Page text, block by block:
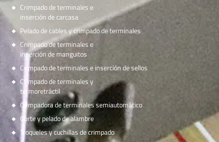
Crimpado de terminales e
inserción de carcasa
Pelado de cables y crimpado de terminales
Crimpado de terminales e
inserción de manguitos
Crimpado de terminales e inserción de sellos
Crimpado de terminales y
termoretráctil
Crimpadora de terminales semiautomático
Corte y pelado de alambre
Troqueles y cuchillas de crimpado